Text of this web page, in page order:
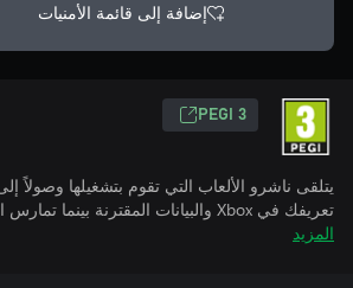
إضافة إلى قائمة الأمنيات
PEGI 3
يتلقى ناشرو الألعاب التي تقوم بتشغيلها وصولاً
تعريفك في Xbox والبيانات المقترنة بينما تمارس الألعاب.
المزيد